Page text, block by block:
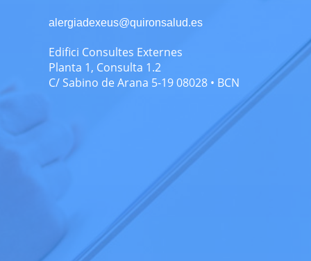
alergiadexeus@quironsalud.es
Edifici Consultes Externes
Planta 1, Consulta 1.2
C/ Sabino de Arana 5-19 08028 • BCN